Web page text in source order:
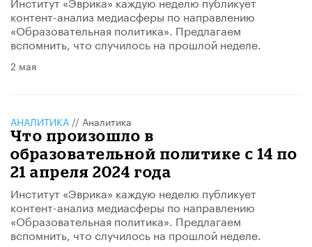
контент-анализ медиасферы по направлению
«Образовательная политика». Предлагаем
вспомнить, что случилось на прошлой неделе.
2 мая
АНАЛИТИКА // Аналитика
Что произошло в
образовательной политике с 14 по
21 апреля 2024 года
Институт «Эврика» каждую неделю публикует
контент-анализ медиасферы по направлению
«Образовательная политика». Предлагаем
вспомнить, что случилось на прошлой неделе.